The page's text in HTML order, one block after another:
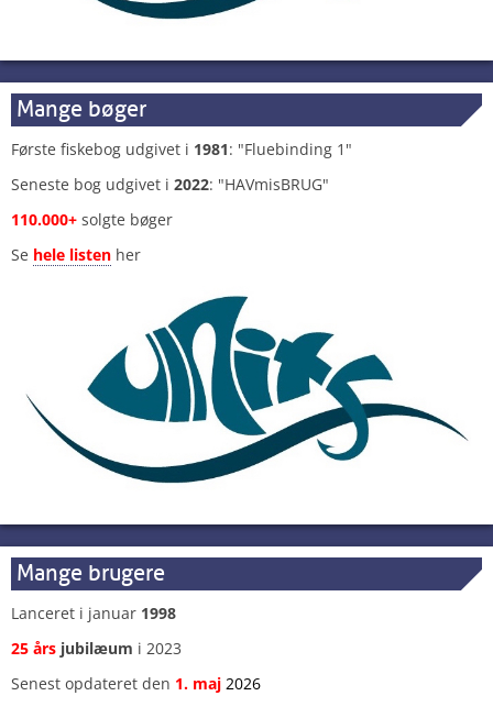
Mange bøger
Første fiskebog udgivet i 1981: "Fluebinding 1"
Seneste bog udgivet i 2022: "HAVmisBRUG"
110.000+ solgte bøger
Se hele listen her
Mange brugere
Lanceret i januar 1998
25 års jubilæum i 2023
Senest opdateret den 1. maj 2026